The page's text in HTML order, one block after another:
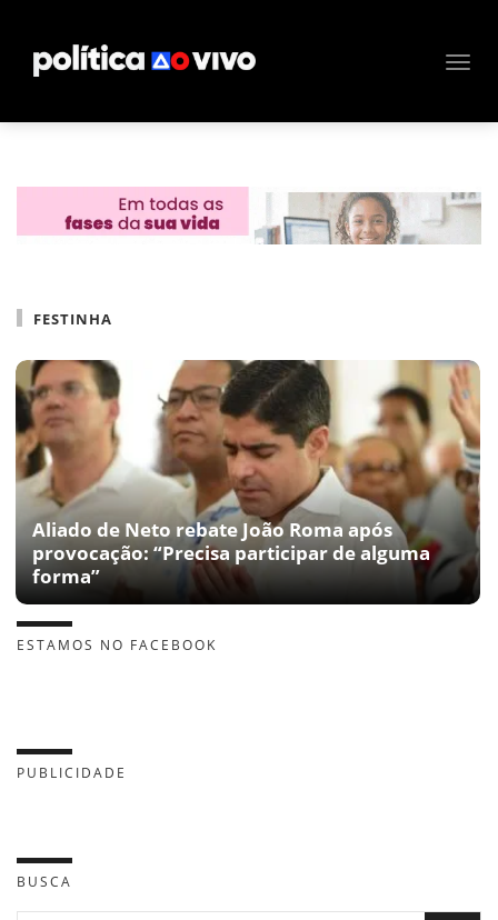
FESTINHA
Aliado de Neto rebate João Roma após
provocação: “Precisa participar de alguma
forma”
ESTAMOS NO FACEBOOK
PUBLICIDADE
BUSCA